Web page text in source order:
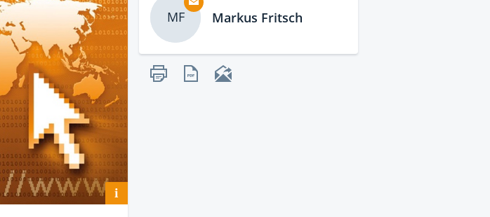
i
MF Markus Fritsch